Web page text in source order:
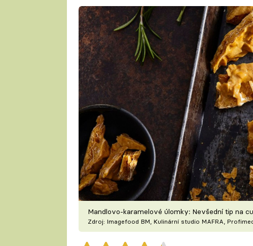
Mandlovo-karamelové úlomky: Nevšední tip na
Zdroj: Imagefood BM, Kulinární studio MAFRA,